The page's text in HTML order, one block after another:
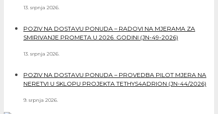
13. srpnja 2026.
POZIV NA DOSTAVU PONUDA – RADOVI NA MJERAMA ZA
SMIRIVANJE PROMETA U 2026. GODINI (JN-49-2026)
13. srpnja 2026.
POZIV NA DOSTAVU PONUDA – PROVEDBA PILOT MJERA NA
NERETVI U SKLOPU PROJEKTA TETHYS4ADRION (JN-44/2026)
9. srpnja 2026.